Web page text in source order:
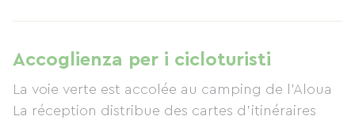
dimenticare le attrazioni turistiche delle città di
Sevrier e Annecy. All'interno del campeggio:
campo da pallavolo, campo da calcio, campo
da bocce, sala interna con TV, videogiochi,
Accoglienza per i cicloturisti
La voie verte est accolée au camping de l'Aloua
La réception distribue des cartes d'itinéraires